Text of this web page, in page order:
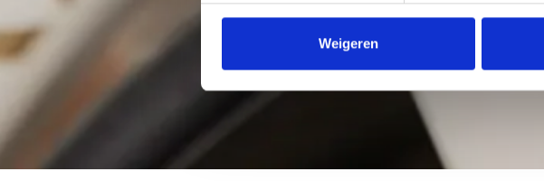
Weigeren